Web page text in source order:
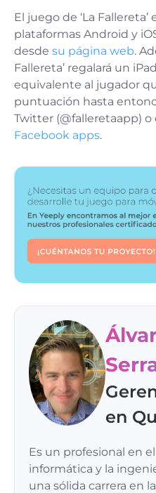
El juego de ‘La
plataformas Android y
desde su página web.
Fallereta’ regalará un
equivalente al jugador
puntuación hasta
Twitter (@falleretaapp) o
Facebook apps.
en
Es un profesional en
informática y la
una sólida carrera en